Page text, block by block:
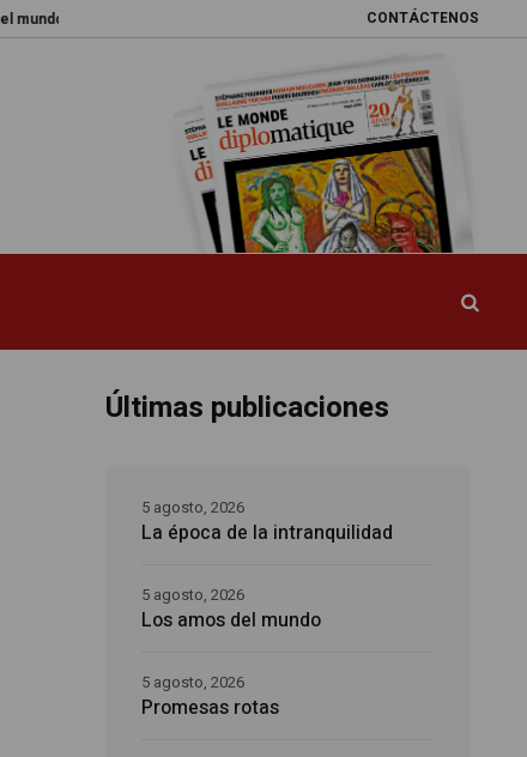
CONTÁCTENOS
Promesas rotas La esquiva reforma del
Últimas publicaciones
La época de la intranquilidad
5 agosto, 2026
Los amos del mundo
5 agosto, 2026
Promesas rotas
5 agosto, 2026